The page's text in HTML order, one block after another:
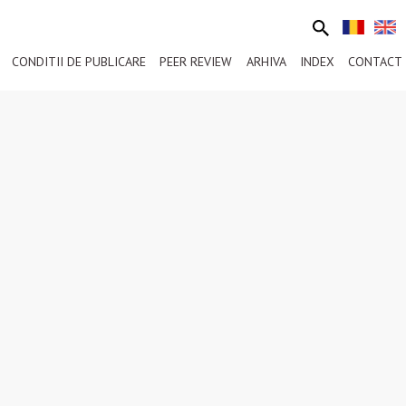
CONDITII DE PUBLICARE PEER REVIEW ARHIVA INDEX CONTACT